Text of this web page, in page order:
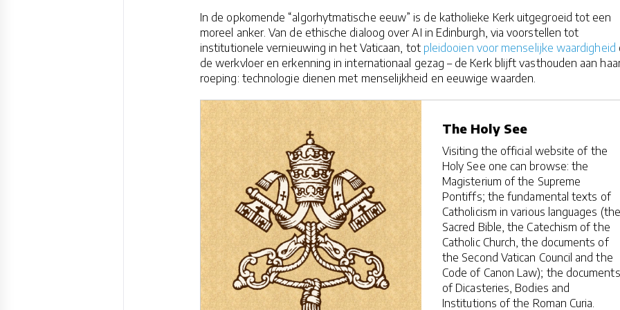
In de opkomende “algorhytmatische eeuw” is de katholieke Kerk uitgegroeid tot een
moreel anker. Van de ethische dialoog over AI in Edinburgh, via voorstellen tot
institutionele vernieuwing in het Vaticaan, tot pleidooien voor menselijke waardigheid
de werkvloer en erkenning in internationaal gezag – de Kerk blijft vasthouden aan
roeping: technologie dienen met menselijkheid en eeuwige waarden.
The Holy See
Visiting the official website of the
Holy See one can browse: the
Magisterium of the Supreme
Pontiffs; the fundamental texts of
Catholicism in various languages (the
Sacred Bible, the Catechism of the
Catholic Church, the documents of
the Second Vatican Council and the
Code of Canon Law); the documents
of Dicasteries, Bodies and
Institutions of the Roman Curia.